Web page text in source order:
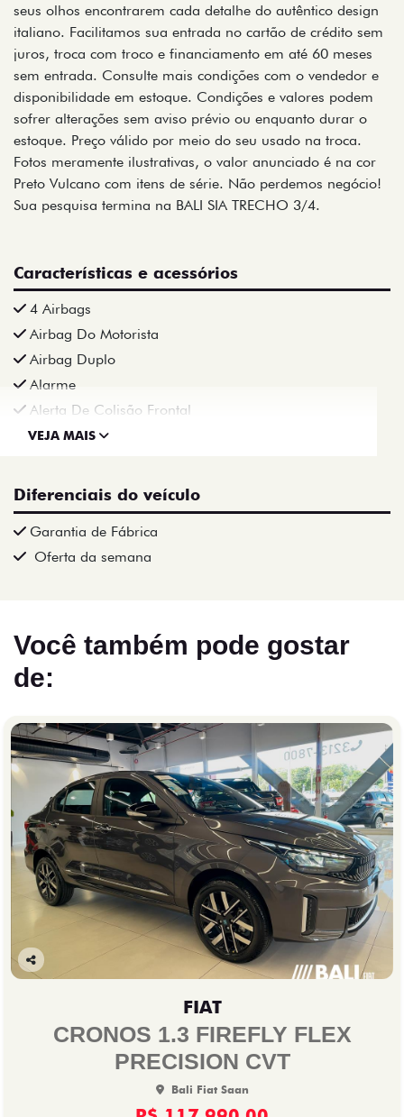
seus olhos encontrarem cada detalhe do autêntico design
italiano. Facilitamos sua entrada no cartão de crédito sem
juros, troca com troco e financiamento em até 60 meses
sem entrada. Consulte mais condições com o vendedor e
disponibilidade em estoque. Condições e valores podem
sofrer alterações sem aviso prévio ou enquanto durar o
estoque. Preço válido por meio do seu usado na troca.
Fotos meramente ilustrativas, o valor anunciado é na cor
Preto Vulcano com itens de série. Não perdemos negócio!
Sua pesquisa termina na BALI SIA TRECHO 3/4.
Características e acessórios
4 Airbags
Airbag Do Motorista
Airbag Duplo
Alarme
Alerta De Colisão Frontal
VEJA MAIS
Diferenciais do veículo
Garantia de Fábrica
Oferta da semana
Você também pode gostar
de:
Co
FIAT
CRONOS 1.3 FIREFLY FLEX
PRECISION CVT
Bali Fiat Saan